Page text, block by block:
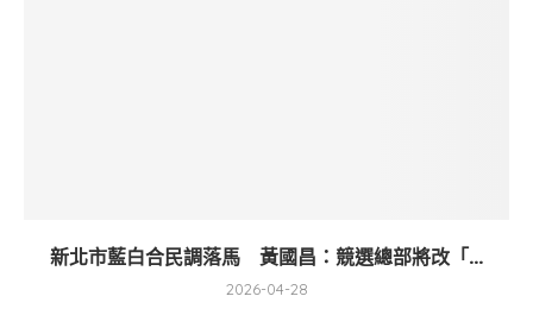
新北市藍白合民調落馬 黃國昌：競選總部將改「...
2026-04-28